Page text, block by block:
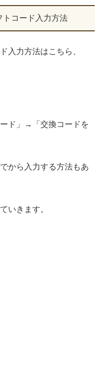
トコード入力方法
入力方法はこちら、
ド」→「交換コードを
から入力する方法もあ
いきます。